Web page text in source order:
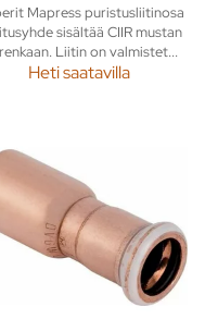
Mapress puristusliitinosa
sisältää CIIR mustan
Liitin on valmistet...
Heti saatavilla